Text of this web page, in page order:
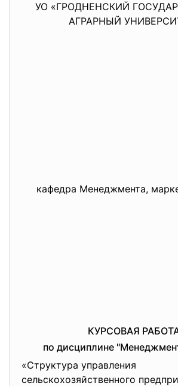
УО «ГРОДНЕНСКИЙ
АГРАРНЫЙ
кафедра Менеджмента,
КУРСОВАЯ
по дисциплине
«Структура управления
сельскохозяйственного